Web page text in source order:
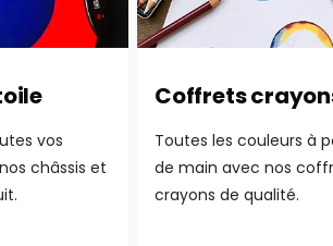
vos
châssis et
Coffrets
Toutes les couleurs à
de main avec nos
crayons de qualité.